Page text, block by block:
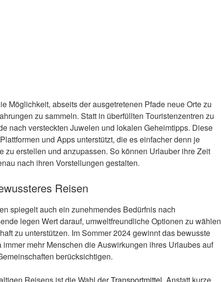
Möglichkeit, abseits der ausgetretenen Pfade neue Orte zu
zu sammeln. Statt in überfüllten Touristenzentren zu
nach versteckten Juwelen und lokalen Geheimtipps. Diese
und Apps unterstützt, die es einfacher denn je
zu erstellen und anzupassen. So können Urlauber ihre Zeit
nach ihren Vorstellungen gestalten.
Reisen
spiegelt auch ein zunehmendes Bedürfnis nach
legen Wert darauf, umweltfreundliche Optionen zu wählen
zu unterstützen. Im Sommer 2024 gewinnt das bewusste
mehr Menschen die Auswirkungen ihres Urlaubes auf
berücksichtigen.
Reisens ist die Wahl derTransportmittel. Anstatt kurze